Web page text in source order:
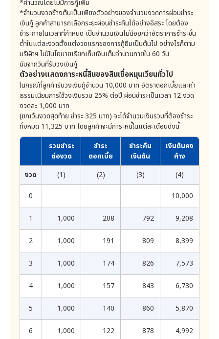
อย่างไรก็ตามกรณีที่บริษัทได้รับความยินยอมให้หักบัญชีเงิน
ฝากธนาคารแล้ว ลูกค้ายินยอมให้บริษัทสามารถหักเงินจาก
บัญชีดังกล่าวได้เต็มจำนวนของยอดหนี้ที่ค้างชำระ
บรรดาคำบอกกล่าวที่บริษัทต้องจัดทำขึ้นเป็นหนังสือตาม
กฎหมายหรือข้อกำหนดนี้ บริษัทจะดำเนินการจัดส่งคำบอก
กล่าวนั้นทางไปรษณีย์ลงทะเบียนตอบรับไปยังที่อยู่ลูกค้าที่ได้
ระบุไว้ในตอนลงทะเบียน หรือที่อยู่ที่ได้มีการแจ้งครั้งหลังสุด
โดยให้ถือว่าเป็นการจัดส่งให้ลูกค้าโดยชอบด้วยกฎหมายและ
ให้ถือว่าลูกค้าได้รับทราบแล้ว ลูกค้าจะต้องแจ้งบริษัทถึงการ
เปลี่ยนแปลงที่อยู่ รายละเอียดการติดต่อ สถานที่ทำงาน
หรือข้อมูลอื่นใดที่เกี่ยวข้องกับลูกค้า โดยจะแจ้งให้บริษัท
ทราบถึงการเปลี่ยนแปลงทุกครั้งภายใน 7 วัน นับจากวันที่ได้
มีการเปลี่ยนแปลงตามวิธีการที่บริษัทกำหนด ถ้าเอกสารที่
บริษัทส่งให้แก่ลูกค้านั้นไม่ถึงลูกค้า หรือ ถึงลูกค้าล่าช้า
เนื่องจากลูกค้าไม่แจ้งการเปลี่ยนแปลงดังกล่าวให้ถือว่าการ
จัดส่งดังกล่าวได้ไปถึงลูกค้าแล้วโดยชอบ ณ เวลาที่หนังสือ
บอกกล่าวนั้นควรไปถึง ถ้าหากบริษัทได้ส่งไปยังที่อยู่ ตามที่
ลูกค้าแจ้งไว้ให้แก่บริษัท ทั้งนี้ไม่จำเป็นต้องคำนึงว่าจะถึงตัว
ลูกค้า หรือมีผู้ใดรับไว้หรือไม่ก็ตาม ในกรณีที่ข้อมูลส่วนบุคคล
ถูกเปิดเผยแก่บุคคลที่สาม ด้วยเหตุผลนอกเหนือจากความ
รับผิดชอบของบริษัท เช่น ลูกค้าไม่แจ้งเปลี่ยนแปลงข้อมูล
ความผิดพลาดในการส่งเอกสารของไปรษณีย์ เป็นต้น บริษัท
จะไม่รับผิดชอบใดๆ ทั้งสิ้น ลูกค้าอาจเรียกร้องให้บริษัท
การเปลี่ยนแปลงไป
ไม่ว่าในระหว่างที่สัญญาฉบับนี้มีผลหรือไม่ และตลอดเวลาที่
ลูกค้าเป็นลูกค้าของบริษัท ลูกค้ายินยอมให้บริษัทซึ่งเป็น
สมาชิกของบริษัทข้อมูลเครดิต ใช้ เปิดเผย จัดส่ง และรับ
ข้อมูลต่างๆ ของลูกค้าซึ่งเปิดเผยหรือให้แก่บริษัท หรือแก่
สมาชิกและผู้ใช้บริการ และนิติบุคคลใดที่ประกอบธุรกิจเกี่ยว
บริษัททำสำเนาข้อมูลส่วนบุคคลดังกล่าว รวมถึงสิทธิในการ
ขอให้บริษัทเปิดเผยการได้มาซึ่งข้อมูลส่วนบุคคลที่ลูกค้าไม่ได้
ให้ความยินยอมต่อบริษัทได้
3) สิทธิในการแก้ไขข้อมูลส่วนบุคคลให้ถูกต้อง : ลูกค้ามี
สิทธิในการขอให้บริษัทแก้ไขข้อมูลที่ไม่ถูกต้อง ทำให้ข้อมูล
เป็นปัจจุบัน เพิ่มเติมข้อมูลที่ไม่สมบูรณ์ หรือแก้ไขข้อมูลที่ก่อ
ให้เกิดความเข้าใจผิด
4) สิทธิในการลบ ทำลาย หรือทำให้ข้อมูลส่วนบุคคลเป็น
ข้อมูลที่ไม่สามารถระบุตัวบุคคลที่เป็นเจ้าของข้อมูลส่วน
บุคคลได้ : ลูกค้ามีสิทธิในการขอให้บริษัทลบ ทำลาย หรือ
ทำให้ข้อมูลส่วนบุคคลของตนเองเป็นข้อมูลที่ไม่สามารถระบุ
ตัวบุคคลที่เป็นเจ้าของข้อมูลส่วนบุคคลได้ หรือการทำให้เป็น
ข้อมูลนิรนามด้วยเหตุผลบางประการได้
5) สิทธิในการระงับการใช้ข้อมูลส่วนบุคคล : ลูกค้ามีสิทธิใน
การระงับการใช้ข้อมูลส่วนบุคคลของท่านด้วยเหตุบาง
ประการได้
6) สิทธิในการให้โอนย้ายข้อมูลส่วนบุคคล : ลูกค้ามีสิทธิใน
การโอนย้ายข้อมูลส่วนบุคคลที่ให้ไว้กับบริษัทไปยังผู้ควบคุม
รายอื่น หรือตัวลูกค้าเองด้วยเหตุบางประการได้
7) สิทธิในการคัดค้านการเก็บรวบรวม ใช้ และเปิดเผย :
ลูกค้ามีสิทธิในการคัดค้านการเก็บรวบรวม ใช้ และเปิดเผย
คุ้มครองข้อมูลส่วนบุคคล พ.ศ. 2562
ลูกค้าสามารถติดต่อมายังผู้รับเรื่องดำเนินการข้อมูลส่วนบุคคล
ของบริษัท เพื่อดำเนินการยื่นคำร้องขอดำเนินการตามสิทธิได้
และลูกค้าสามารถตรวจสอบรายละเอียดเงื่อนไข ข้อยกเว้นการ
ใช้สิทธิต่างๆ ตามกฎหมายที่เกี่ยวข้องได้ที่เว็บไซต์กระทรวง
ดิจิทัลเพื่อเศรษฐกิจและสังคม ( http://www.mdes.go.th)
ผล หรือเป็นคำร้องที่มีค่าใช้จ่ายสูงเกินควร โดยมิใช่กรณีที่
กฎหมายกำหนดให้ผู้ควบคุมข้อมูลส่วนบุคคลต้องรับผิดชอบค่า
กับลูกค้าตามความจำเป็น
*คำนวณโดยไม่มีการกู้เพิ่ม
*จำนวนงวดข้างต้นเป็นเพียงตัวอย่างของจำนวนงวดการผ่อนชำระ
เงินกู้ ลูกค้าสามารถเลือกระยะผ่อนชำระคืนได้อย่างอิสระ โดยต้อง
ชำระภายในเวลาที่กำหนด เป็นจำนวนเงินไม่น้อยกว่าอัตราการชำระขั้น
ต่ำในแต่ละงวดตั้งแต่งวดแรกของการกู้ยืมเป็นต้นไป อย่างไรก็ตาม
บริษัทฯ ไม่มีนโยบายเรียกเก็บเงินเต็มจำนวนภายใน 60 วัน
นับจากวันที่รับวงเงินกู้
ตัวอย่างแสดงภาระหนี้สินของสินเชื่อหมุนเวียนทั่วไป
ในกรณีที่ลูกค้ารับวงเงินกู้จำนวน 10,000 บาท อัตราดอกเบี้ยและค่า
ธรรมเนียมการใช้วงเงินรวม 25% ต่อปี ผ่อนชำระเป็นเวลา 12 งวด
งวดละ 1,000 บาท
(ยกเว้นงวดสุดท้าย ชำระ 325 บาท) จะได้จำนวนเงินรวมที่ต้องชำระ
ทั้งหมด 11,325 บาท โดยลูกค้าจะมีภาระหนี้ในแต่ละเดือนดังนี้
รวมชำระ
ต่องวด
ชำระ
ดอกเบี้ย
ชำระคืน
เงินต้น
เงินต้นคง
ค้าง
งวด
(1) (2) (3) (4)
0 10,000
1 1,000 208 792 9,208
2 1,000 191 809 8,399
3 1,000 174 826 7,573
4 1,000 157 843 6,730
5 1,000 140 860 5,870
6 1,000 122 878 4,992